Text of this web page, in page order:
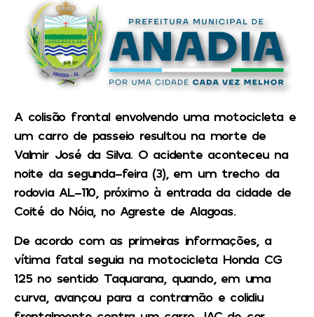
A colisão frontal envolvendo uma motocicleta e
um carro de passeio resultou na morte de
Valmir José da Silva. O acidente aconteceu na
noite da segunda-feira (3), em um trecho da
rodovia AL-110, próximo à entrada da cidade de
Coité do Nóia, no Agreste de Alagoas.
De acordo com as primeiras informações, a
vítima fatal seguia na motocicleta Honda CG
125 no sentido Taquarana, quando, em uma
curva, avançou para a contramão e colidiu